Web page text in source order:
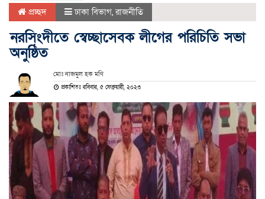
প্রচ্ছদ ঢাকা বিভাগ,রাজনীতি
নরসিংদীতে স্বেচ্ছাসেবক লীগের পরিচিতি সভা
অনুষ্ঠিত
মোঃ নাজমুল হক মণি
প্রকাশিতঃ রবিবার, ৫ ফেব্রুয়ারী, ২০২৩